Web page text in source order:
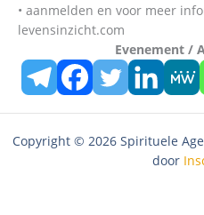
• aanmelden en voor meer
levensinzicht.com
Evenement /
Copyright © 2026 Spirituele
door